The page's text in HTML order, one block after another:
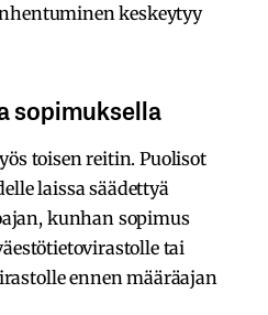
keskeytyy
sopimuksella
toisen reitin. Puolisot
laissa säädettyä
kunhan sopimus
tai
ennen määräajan